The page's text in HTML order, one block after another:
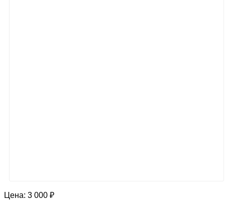
Цена: 3 000 ₽